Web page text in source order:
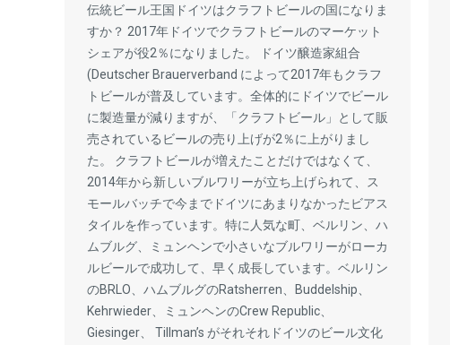
伝統ビール王国ドイツはクラフトビールの国になりま
すか？ 2017年ドイツでクラフトビールのマーケット
シェアが役2％になりました。 ドイツ醸造家組合
(Deutscher Brauerverband によって2017年もクラフ
トビールが普及しています。全体的にドイツでビール
に製造量が減りますが、「クラフトビール」として販
売されているビールの売り上げが2％に上がりまし
た。 クラフトビールが増えたことだけではなくて、
2014年から新しいブルワリーが立ち上げられて、ス
モールバッチで今までドイツにあまりなかったビアス
タイルを作っています。特に人気な町、ベルリン、ハ
ムブルグ、ミュンヘンで小さいなブルワリーがローカ
ルビールで成功して、早く成長しています。ベルリン
のBRLO、ハムブルグのRatsherren、Buddelship、
Kehrwieder、ミュンヘンのCrew Republic、
Giesinger、 Tillman’s がそれそれドイツのビール文化